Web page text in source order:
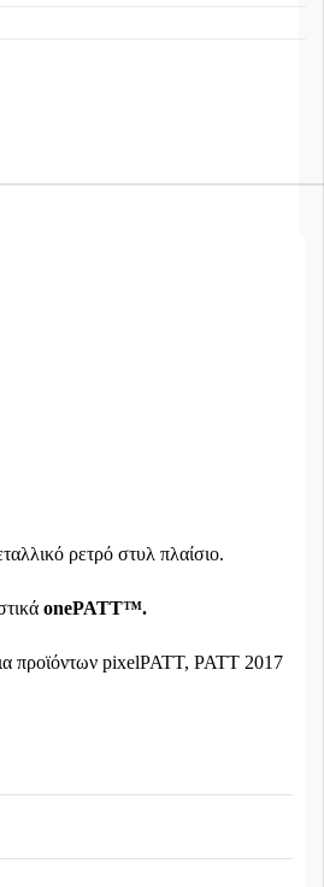
ρετρό στυλ πλαίσιο.
onePATT™.
προϊόντων pixelPATT, PATT 2017